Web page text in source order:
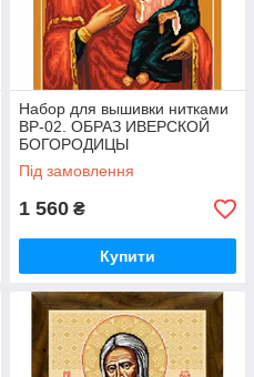
Набор для вышивки нитками
BP-02. ОБРАЗ ИВЕРСКОЙ
БОГОРОДИЦЫ
Під замовлення
1 560 ₴
Купити